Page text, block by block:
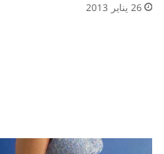
26 يناير 2013